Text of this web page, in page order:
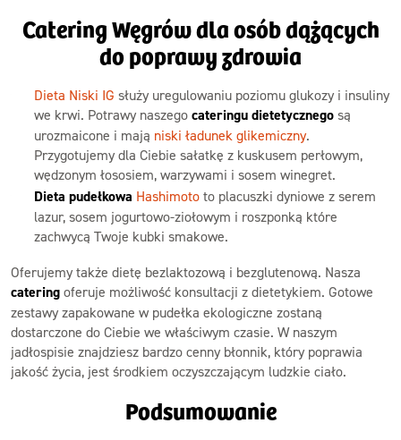
Catering Węgrów dla osób dążących
do poprawy zdrowia
Dieta Niski IG służy uregulowaniu poziomu glukozy i insuliny
we krwi. Potrawy naszego cateringu dietetycznego są
urozmaicone i mają niski ładunek glikemiczny.
Przygotujemy dla Ciebie sałatkę z kuskusem perłowym,
wędzonym łososiem, warzywami i sosem winegret.
Dieta pudełkowa Hashimoto to placuszki dyniowe z serem
lazur, sosem jogurtowo-ziołowym i roszponką które
zachwycą Twoje kubki smakowe.
Oferujemy także dietę bezlaktozową i bezglutenową. Nasza
catering oferuje możliwość konsultacji z dietetykiem. Gotowe
zestawy zapakowane w pudełka ekologiczne zostaną
dostarczone do Ciebie we właściwym czasie. W naszym
jadłospisie znajdziesz bardzo cenny błonnik, który poprawia
jakość życia, jest środkiem oczyszczającym ludzkie ciało.
Podsumowanie